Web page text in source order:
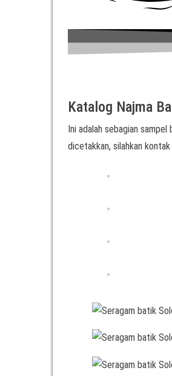
Katalog Najma
Ini adalah sebagian
dicetakkan, silahkan